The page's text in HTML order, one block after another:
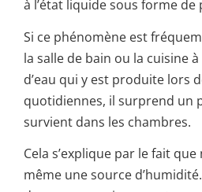
à l’état liquide sous forme
Si ce phénomène est
la salle de bain ou la cuisine
d’eau qui y est produite lors
quotidiennes, il surprend un
survient dans les chambres.
Cela s’explique par le fait
même une source